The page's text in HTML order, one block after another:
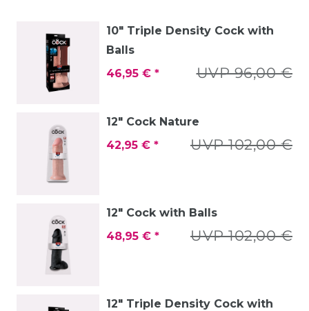
10" Triple Density Cock with
Balls
UVP 96,00 €
46,95 € *
12" Cock Nature
UVP 102,00 €
42,95 € *
12" Cock with Balls
UVP 102,00 €
48,95 € *
12" Triple Density Cock with